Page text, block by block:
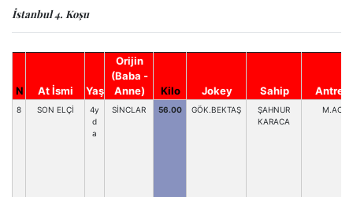
İstanbul 4. Koşu
N At İsmi Yaş
Orijin
(Baba -
Anne)
Kilo Jokey Sahip
8 SON ELÇİ
4y
d
a
SİNCLAR 56.00 GÖK.BEKTAŞ
ŞAHNUR
KARACA
M.ACAR